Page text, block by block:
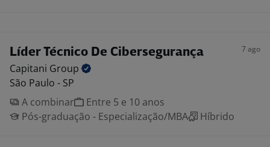
Líder Técnico De Cibersegurança 7 ago
Capitani Group
São Paulo - SP
A combinar
Entre 5 e 10 anos
Pós-graduação - Especialização/MBA
Híbrido